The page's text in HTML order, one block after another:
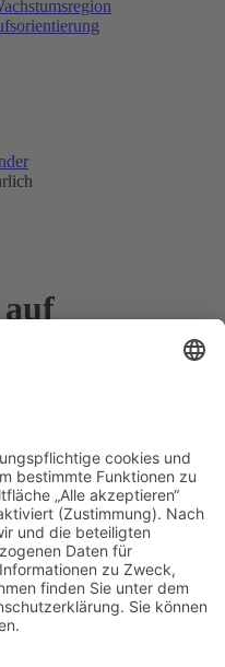
Schatzsuche durch Kamenz
der in seinem
treibt. Am Ziel, dem
einer zauberhaften Legende
kostenlosen Ferienvormittag
uns an: Telefon 03578/379-
.
rathaus.kamenz